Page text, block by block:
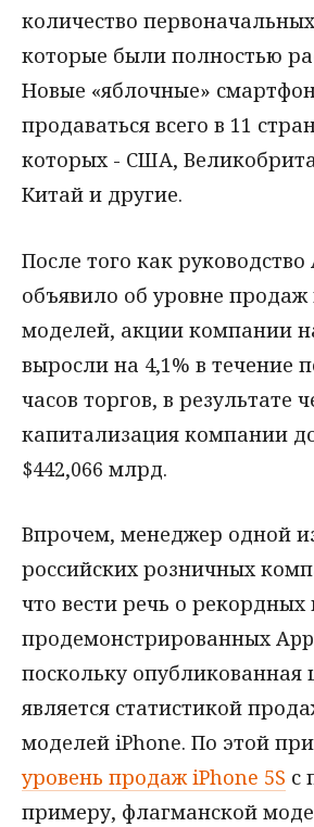
количество
которые были полностью
Новые «яблочные»
продаваться всего в 11
которых - США,
Китай и другие.
После того как руководство
объявило об уровне продаж
моделей, акции компании
выросли на 4,1% в течение
часов торгов, в результате
капитализация компании
$442,066 млрд.
Впрочем, менеджер одной
российских розничных
что вести речь о рекордных
продемонстрированных
поскольку опубликованная
является статистикой
моделей iPhone. По этой
уровень продаж iPhone 5S с
примеру, флагманской